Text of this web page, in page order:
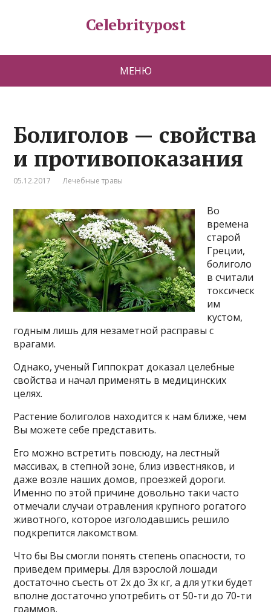
Celebritypost
МЕНЮ
Болиголов — свойства
и противопоказания
05.12.2017 Лечебные травы
Во
времена
старой
Греции,
болиголо
в считали
токсическ
им
кустом,
годным лишь для незаметной расправы с
врагами.
Однако, ученый Гиппократ доказал целебные
свойства и начал применять в медицинских
целях.
Растение болиголов находится к нам ближе, чем
Вы можете себе представить.
Его можно встретить повсюду, на лестный
массивах, в степной зоне, близ известняков, и
даже возле наших домов, проезжей дороги.
Именно по этой причине довольно таки часто
отмечали случаи отравления крупного рогатого
животного, которое изголодавшись решило
подкрепится лакомством.
Что бы Вы смогли понять степень опасности, то
приведем примеры. Для взрослой лошади
достаточно съесть от 2х до 3х кг, а для утки будет
вполне достаточно употребить от 50-ти до 70-ти
граммов.